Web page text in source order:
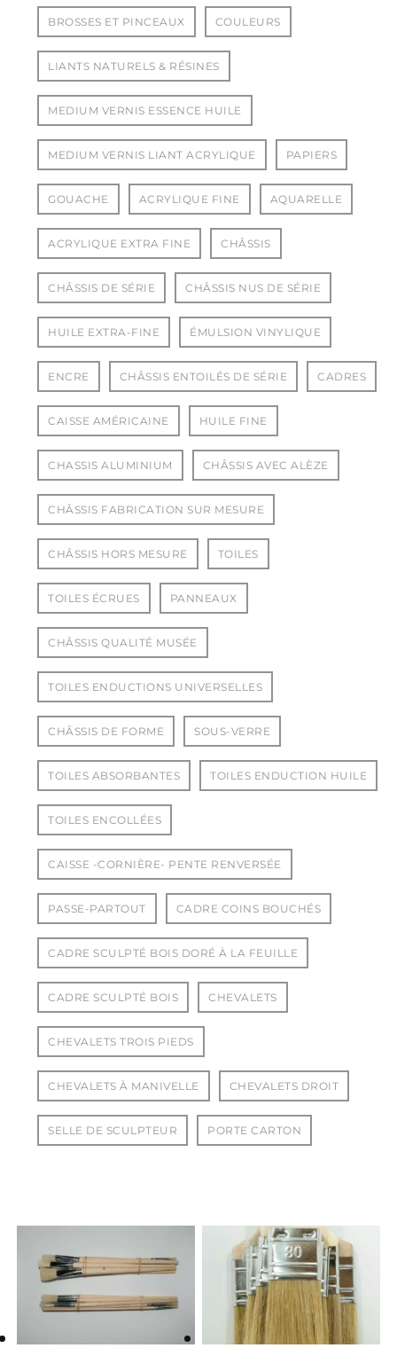
BROSSES ET PINCEAUX COULEURS
LIANTS NATURELS & RÉSINES
MEDIUM VERNIS ESSENCE HUILE
MEDIUM VERNIS LIANT ACRYLIQUE PAPIERS
GOUACHE ACRYLIQUE FINE AQUARELLE
ACRYLIQUE EXTRA FINE CHÂSSIS
CHÂSSIS DE SÉRIE CHÂSSIS NUS DE SÉRIE
HUILE EXTRA-FINE ÉMULSION VINYLIQUE
ENCRE CHÂSSIS ENTOILÉS DE SÉRIE CADRES
CAISSE AMÉRICAINE HUILE FINE
CHASSIS ALUMINIUM CHÂSSIS AVEC ALÈZE
CHÂSSIS FABRICATION SUR MESURE
CHÂSSIS HORS MESURE TOILES
TOILES ÉCRUES PANNEAUX
CHÂSSIS QUALITÉ MUSÉE
TOILES ENDUCTIONS UNIVERSELLES
CHÂSSIS DE FORME SOUS-VERRE
TOILES ABSORBANTES TOILES ENDUCTION HUILE
TOILES ENCOLLÉES
CAISSE -CORNIÈRE- PENTE RENVERSÉE
PASSE-PARTOUT CADRE COINS BOUCHÉS
CADRE SCULPTÉ BOIS DORÉ À LA FEUILLE
CADRE SCULPTÉ BOIS CHEVALETS
CHEVALETS TROIS PIEDS
CHEVALETS À MANIVELLE CHEVALETS DROIT
SELLE DE SCULPTEUR PORTE CARTON